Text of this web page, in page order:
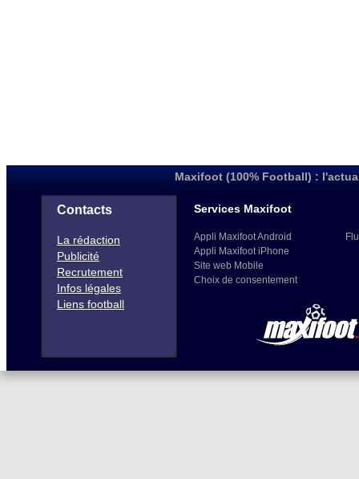
Maxifoot (100% Football) :
Contacts
La rédaction
Publicité
Recrutement
Infos légales
Liens football
Services Maxifoot
Appli Maxifoot Android
Appli Maxifoot iPhone
Site web Mobile
Choix de consentement